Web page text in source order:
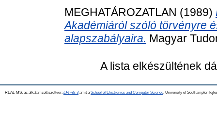
MEGHATÁROZATLAN (1989)
Akadémiáról szóló törvényre
alapszabályaira. Magyar
A lista elkészültének
REAL-MS, az alkalamzott szoftver: EPrints 3amit a School of Electronics and Computer Science , University of Southampton